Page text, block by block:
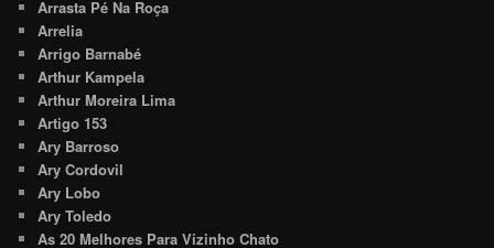
Arrasta Pé Na Roça
Arrelia
Arrigo Barnabé
Arthur Kampela
Arthur Moreira Lima
Artigo 153
Ary Barroso
Ary Cordovil
Ary Lobo
Ary Toledo
As 20 Melhores Para Vizinho Chato